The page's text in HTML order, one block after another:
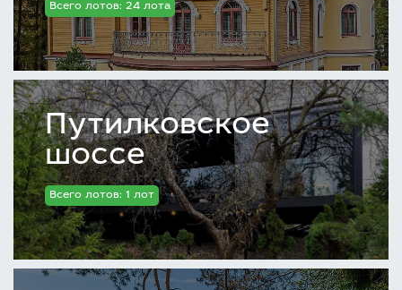
Всего лотов: 24 лота
Путилковское
шоссе
Всего лотов: 1 лот